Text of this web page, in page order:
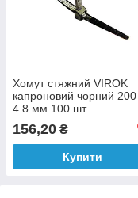
Хомут стяжний VIROK
капроновий чорний 200
4.8 мм 100 шт.
156,20 ₴
Купити